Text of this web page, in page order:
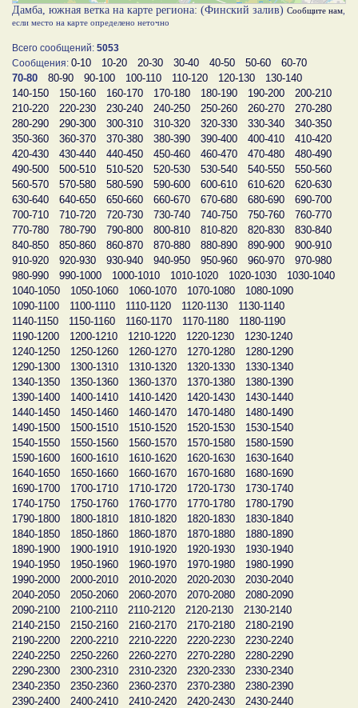
Дамба, южная ветка на карте региона: (Финский залив) Сообщите нам
если место на карте определено неточно
Всего сообщений: 5053
Сообщения: 0-10 10-20 20-30 30-40 40-50 50-60
60-70
70-80
80-90 90-100 100-110 110-120 120-130
130-140
140-150
150-160 160-170 170-180 180-190 190-200
200-210
210-220
220-230 230-240 240-250 250-260 260-270
270-280
280-290
290-300 300-310 310-320 320-330 330-340
340-350
350-360
360-370 370-380 380-390 390-400 400-410
410-420
420-430
430-440 440-450 450-460 460-470 470-480
480-490
490-500
500-510 510-520 520-530 530-540 540-550
550-560
560-570
570-580 580-590 590-600 600-610 610-620
620-630
630-640
640-650 650-660 660-670 670-680 680-690
690-700
700-710
710-720 720-730 730-740 740-750 750-760
760-770
770-780
780-790 790-800 800-810 810-820 820-830
830-840
840-850
850-860 860-870 870-880 880-890 890-900
900-910
910-920
920-930 930-940 940-950 950-960 960-970
970-980
980-990
990-1000 1000-1010 1010-1020 1020-1030
1030-1040
1040-1050
1050-1060 1060-1070 1070-1080
1080-1090
1090-1100
1100-1110 1110-1120 1120-1130
1130-1140
1140-1150
1150-1160 1160-1170 1170-1180
1180-1190
1190-1200
1200-1210 1210-1220 1220-1230
1230-1240
1240-1250
1250-1260 1260-1270 1270-1280
1280-1290
1290-1300
1300-1310 1310-1320 1320-1330
1330-1340
1340-1350
1350-1360 1360-1370 1370-1380
1380-1390
1390-1400
1400-1410 1410-1420 1420-1430
1430-1440
1440-1450
1450-1460 1460-1470 1470-1480
1480-1490
1490-1500
1500-1510 1510-1520 1520-1530
1530-1540
1540-1550
1550-1560 1560-1570 1570-1580
1580-1590
1590-1600
1600-1610 1610-1620 1620-1630
1630-1640
1640-1650
1650-1660 1660-1670 1670-1680
1680-1690
1690-1700
1700-1710 1710-1720 1720-1730
1730-1740
1740-1750
1750-1760 1760-1770 1770-1780
1780-1790
1790-1800
1800-1810 1810-1820 1820-1830
1830-1840
1840-1850
1850-1860 1860-1870 1870-1880
1880-1890
1890-1900
1900-1910 1910-1920 1920-1930
1930-1940
1940-1950
1950-1960 1960-1970 1970-1980
1980-1990
1990-2000
2000-2010 2010-2020 2020-2030
2030-2040
2040-2050
2050-2060 2060-2070 2070-2080
2080-2090
2090-2100
2100-2110 2110-2120 2120-2130
2130-2140
2140-2150
2150-2160 2160-2170 2170-2180
2180-2190
2190-2200
2200-2210 2210-2220 2220-2230
2230-2240
2240-2250
2250-2260 2260-2270 2270-2280
2280-2290
2290-2300
2300-2310 2310-2320 2320-2330
2330-2340
2340-2350
2350-2360 2360-2370 2370-2380
2380-2390
2390-2400
2400-2410 2410-2420 2420-2430
2430-2440